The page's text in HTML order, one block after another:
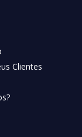
Clientes